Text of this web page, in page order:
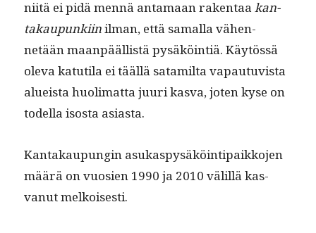
niitä ei pidä men­nä anta­maan rak­en­taa kan­
takaupunki­inilman, että samal­la vähen­
netään maan­pääl­listä pysäköin­tiä. Käytössä
ole­va katu­ti­la ei tääl­lä satamil­ta vapau­tu­vista
alueista huoli­mat­ta juuri kas­va, joten kyse on
todel­la isos­ta asiasta.
Kan­takaupun­gin asukaspysäköin­tipaikko­jen
määrä on vuosien 1990 ja 2010 välil­lä kas­
vanut melkoisesti.